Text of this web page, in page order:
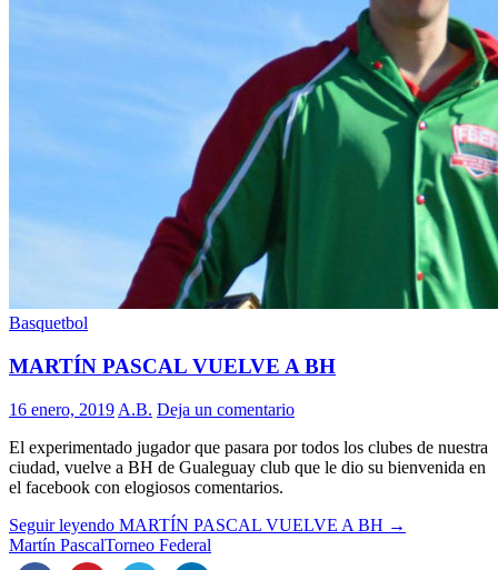
Basquetbol
MARTÍN PASCAL VUELVE A BH
16 enero, 2019 A.B. Deja un comentario
El experimentado jugador que pasara por todos los clubes de nuestra
ciudad, vuelve a BH de Gualeguay club que le dio su bienvenida en
el facebook con elogiosos comentarios.
Seguir leyendo MARTÍN PASCAL VUELVE A BH →
Martín PascalTorneo Federal